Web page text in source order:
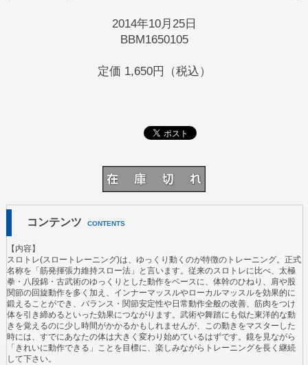
2014年10月25日
BBM1650105
定価 1,650円（税込）
コンテンツ CONTENTS
【内容】
スロトレ(スロートレーニング)は、ゆっくり動くのが特徴のトレーニング。正式
名称を「筋発揮張力維持スロー法」と言います。従来のスロトレに比べ、太極
拳・八段錦・古武術のゆっくりとした動作をベースに、体幹のひねり、肩や股
関節の回旋動作を多く加え、インナーマッスルやローカルマッスルを効果的に
鍛えることができ、バランス・関節安定性や日常動作全般の改善、筋肉をつけ
体を引き締めるといった効果につながります。武術や舞踏にも似た東洋的な動
きを覚えるのに少し時間がかかるかもしれませんが、この動きをマスターした
時には、すでにあなたの体は大きく変わり始めているはずです。鏡を見ながら
「きれいに動作できる」ことを目標に、楽しみながらトレーニングを長く継続
して下さい。